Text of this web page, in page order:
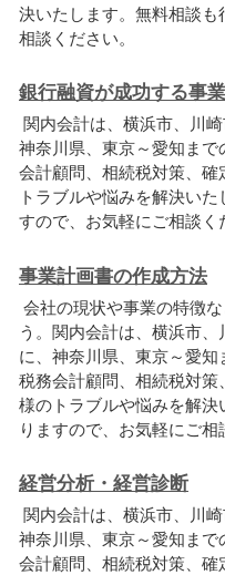
決いたします。無料相談
相談ください。
銀行融資が成功する事
関内会計は、横浜市、川
神奈川県、東京～愛知まで
会計顧問、相続税対策、
トラブルや悩みを解決い
すので、お気軽にご相談く
事業計画書の作成方法
会社の現状や事業の特徴
う。関内会計は、横浜市
に、神奈川県、東京～愛
税務会計顧問、相続税対
様のトラブルや悩みを解
りますので、お気軽にご相
経営分析・経営診断
関内会計は、横浜市、川
神奈川県、東京～愛知まで
会計顧問、相続税対策、